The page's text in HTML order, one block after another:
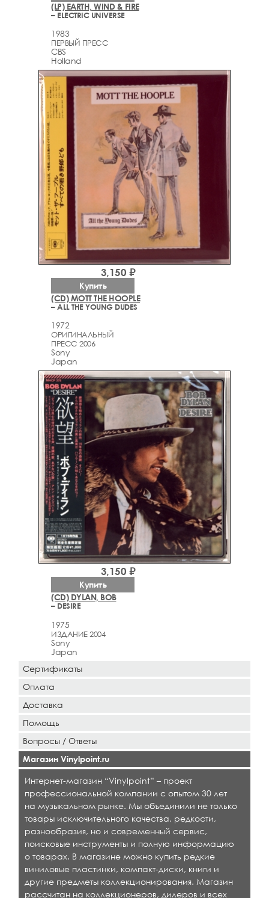
(LP) EARTH, WIND & FIRE
– ELECTRIC UNIVERSE
1983
ПЕРВЫЙ ПРЕСС
CBS
Holland
(CD) MOTT THE HOOPLE
– ALL THE YOUNG DUDES
1972
ОРИГИНАЛЬНЫЙ
ПРЕСС 2006
Sony
Japan
3,150 ₽
Купить
(CD) DYLAN, BOB
– DESIRE
1975
ИЗДАНИЕ 2004
Sony
Japan
3,150 ₽
Купить
Сертификаты
Оплата
Доставка
Помощь
Вопросы / Ответы
Магазин Vinylpoint.ru
Интернет-магазин “Vinylpoint” – проект
профессиональной компании с опытом 30 лет
на музыкальном рынке. Мы объединили не только
товары исключительного качества, редкости,
разнообразия, но и современный сервис,
поисковые инструменты и полную информацию
о товарах. В магазине можно купить редкие
виниловые пластинки, компакт-диски, книги и
другие предметы коллекционирования. Магазин
рассчитан на коллекционеров, дилеров и всех